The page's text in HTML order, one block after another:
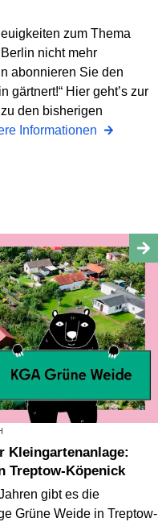
zum Thema
nicht mehr
abonnieren Sie den
gärtnert!“ Hier geht’s zur
den bisherigen
Informationen
Treptow-Köpenick
gibt es die
Grüne Weide in Treptow-